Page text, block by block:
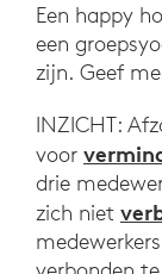
Een happy
een
zijn. Geef
INZICHT:
voor
drie
zich niet